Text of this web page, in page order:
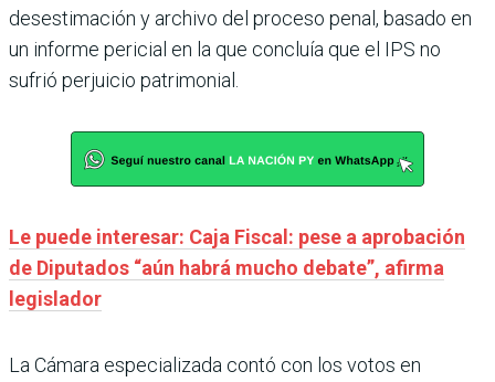
desestimación y archivo del proceso penal, basado en
un informe pericial en la que concluía que el IPS no
sufrió perjuicio patrimonial.
Le puede interesar: Caja Fiscal: pese a aprobación
de Diputados “aún habrá mucho debate”, afirma
legislador
La Cámara especializada contó con los votos en